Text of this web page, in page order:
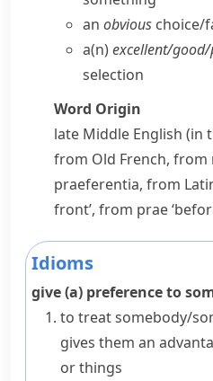
an obvious choice/​
a(n)excellent/​
selection
Word Origin
late Middle English (in
from Old French, from
praeferentia, from
front’, from prae
Idioms
give (a) preference to
to treat somebody/
gives them an
or things